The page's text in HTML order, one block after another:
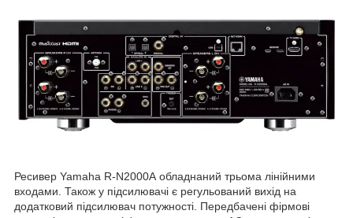
Ресивер Yamaha R-N2000A обладнаний трьома лінійними
входами. Також у підсилювачі є регульований вихід на
додатковий підсилювач потужності. Передбачені фірмові